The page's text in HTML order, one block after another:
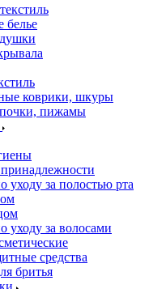
белье
коврики, шкуры
пижамы
уходу за полостью рта
уходу за волосами
средства
бритья